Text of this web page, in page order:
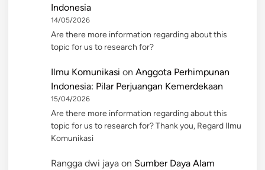
Indonesia
14/05/2026
Are there more information regarding about this
topic for us to research for?
Ilmu Komunikasi on Anggota Perhimpunan
Indonesia: Pilar Perjuangan Kemerdekaan
15/04/2026
Are there more information regarding about this
topic for us to research for? Thank you, Regard Ilmu
Komunikasi
Rangga dwi jaya on Sumber Daya Alam